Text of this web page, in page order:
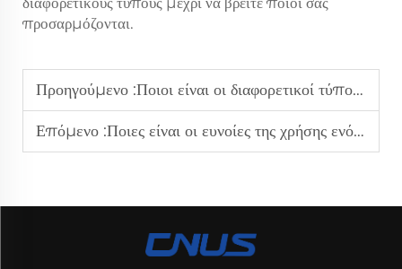
προσαρμόζονται.
Προηγούμενο :Ποιοι είναι οι διαφορετικοί τύποι αρωματικών διαχυτών που είναι διαθέσιμοι;
Επόμενο :Ποιες είναι οι ευνοίες της χρήσης ενός αρωματικού διαχυτή στο σπίτι μου;